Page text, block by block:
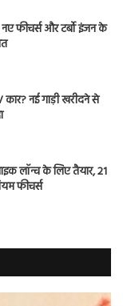
फीचर्स और टर्बो इंजन के
नई गाड़ी खरीदने से
लॉन्च के लिए तैयार, 21
फीचर्स